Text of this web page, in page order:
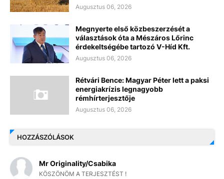
Augusztus 06, 2026
Megnyerte első közbeszerzését a
választások óta a Mészáros Lőrinc
érdekeltségébe tartozó V-Híd Kft.
Augusztus 06, 2026
Rétvári Bence: Magyar Péter lett a paksi
energiakrízis legnagyobb
rémhírterjesztője
Augusztus 06, 2026
HOZZÁSZÓLÁSOK
Mr Originality/Csabika
KÖSZÖNÖM A TERJESZTÉST !